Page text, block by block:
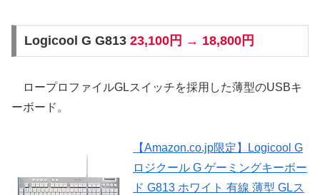
Logicool G G813 23,100円 → 18,800円
ロープロファイルGLスイッチを採用した薄型のUSBキ
ーボード。
【Amazon.co.jp限定】Logicool G
ロジクール G ゲーミングキーボー
ド G813 ホワイト 有線 薄型 GLス